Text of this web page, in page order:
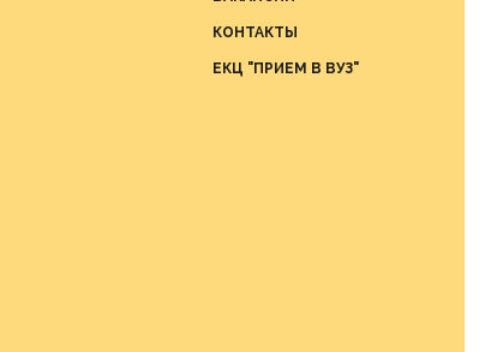
КОНТАКТЫ
ЕКЦ "ПРИЕМ В ВУЗ"